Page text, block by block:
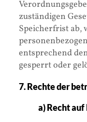
zuständigen
Speicherfrist ab,
entsprechend
gesperrt oder
7. Rechte der
a) Recht